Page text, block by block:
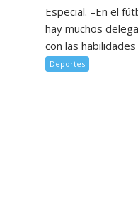
Especial. –En el
hay muchos
con las habilidades
Deportes